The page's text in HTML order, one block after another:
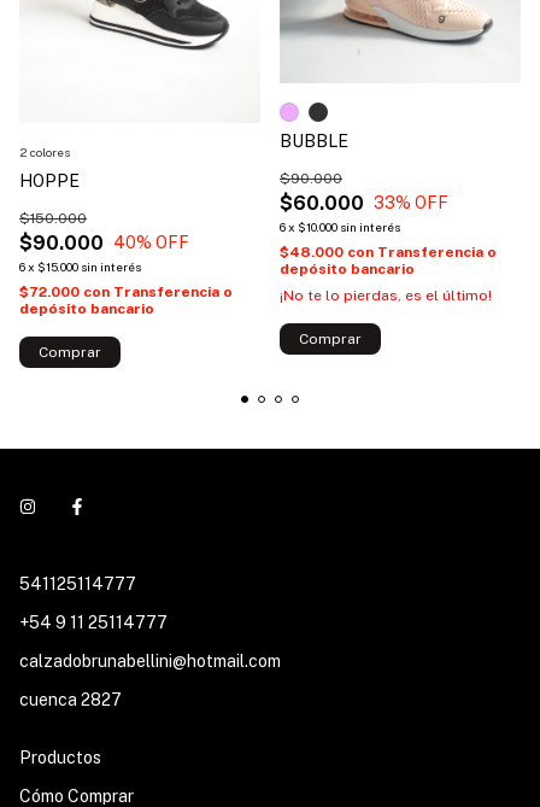
HOPPE
$90.000
$150.000
40% OFF
6x $15.000 sin interés
$72.000 con Transferencia o
depósito bancario
2 colores
Comprar
BUBBLE
$60.000
$90.000
33% OFF
6x $10.000 sin interés
$48.000 con Transferencia o
depósito bancario
¡No te lo pierdas, es el último!
Comprar
541125114777
+54 9 11 25114777
calzadobrunabellini@hotmail.com
cuenca 2827
Productos
Cómo Comprar